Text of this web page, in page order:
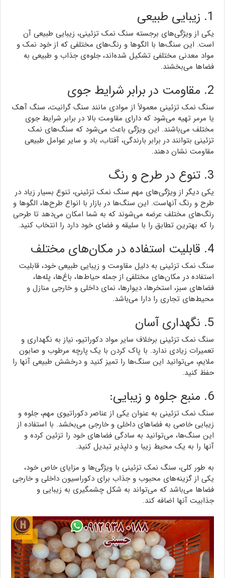
1. زیبایی طبیعی
یکی از ویژگی‌های برجسته سنگ نمک تزئینی، زیبایی طبیعی آن
است. این سنگ‌ها با الگوها و رنگ‌های مختلفی که از خود نمک و
مواد معدنی مختلفی تشکیل شده‌اند، جلوه‌ی جذاب و طبیعی به
فضاها می‌بخشند.
2. مقاومت در برابر شرایط جوی
سنگ نمک تزئینی معمولاً از موادی مانند سنگ گرانیت، سنگ آهک
یا مرمر تهیه می‌شود که دارای مقاومت بالا در برابر شرایط جوی
مختلف می‌باشند. این ویژگی باعث می‌شود که سنگ‌های نمک
تزئینی بتوانند در برابر بارندگی، آفتاب، باد و سایر عوامل طبیعی
مقاومت نشان دهند.
3. تنوع در طرح و رنگ
یکی دیگر از ویژگی‌های مهم سنگ نمک تزئینی، تنوع بسیار زیاد در
طرح و رنگ آنهاست. این سنگ‌ها در بازار با انواع طرح‌ها، الگوها و
رنگ‌های مختلف عرضه می‌شوند که به شما امکان می‌دهد تا طرحی
را که بهترین تطابق را با سلیقه و فضای خود دارد را انتخاب کنید.
4. قابلیت استفاده در مکان‌های مختلف
سنگ نمک تزئینی به دلیل مقاومت و زیبایی طبیعی خود، قابلیت
استفاده در مکان‌های مختلفی از جمله حیاط‌ها، باغ‌ها، پله‌ها،
فضاهای سبز، استخرها، دیوارها، نمای داخلی و خارجی منازل و
محیط‌های تجاری را دارا می‌باشد.
5. نگهداری آسان
سنگ نمک تزئینی برخلاف سایر مواد دکوراتیو، نیاز به نگهداری و
تعمیرات زیادی ندارد. با پاک کردن با یک پارچه مرطوب و صابون
ملایم، می‌توانید این سنگ‌ها را تمیز کنید و درخشش طبیعی آنها را
حفظ کنید.
6. منبع جلوه و زیبایی:
سنگ نمک تزئینی به عنوان یکی از عناصر دکوراتیوی مهم، جلوه و
زیبایی خاصی به فضاهای داخلی و خارجی می‌بخشد. با استفاده از
این سنگ‌ها، می‌توانید به سادگی فضاهای خود را تزئین کرده و
آنها را به یک محیط زیبا و دلپذیر تبدیل کنید.
به طور کلی، سنگ نمک تزئینی با ویژگی‌ها و مزایای خاص خود،
یکی از گزینه‌های محبوب و جذاب برای دکوراسیون داخلی و خارجی
فضاها می‌باشد که می‌تواند به شکل چشمگیری به زیبایی و
جذابیت آنها اضافه کند.